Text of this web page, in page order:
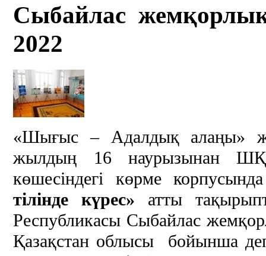
Сыбайлас
2022
«Шығыс – Адалдық алаңы»
жылдың 16 наурызынан
көшесіндегі көрме
тілінде күрес» атты
Республикасы Сыбайлас
Қазақстан облысы бойынша